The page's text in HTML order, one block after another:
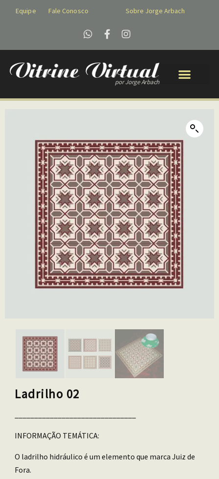
Equipe Fale Conosco Sobre Jorge Arbach
por Jorge Arbach
Ladrilho 02
INFORMAÇÃO TEMÁTICA:
O ladrilho hidráulico é um elemento que marca Juiz de
Fora.